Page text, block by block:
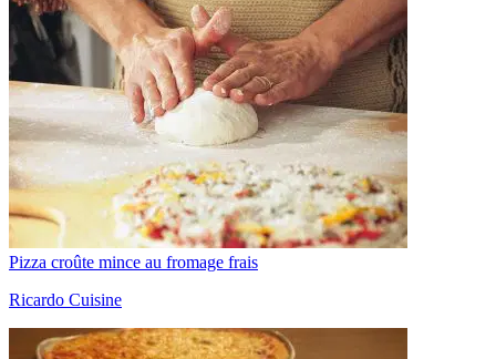
Pizza croûte mince au fromage frais
Ricardo Cuisine